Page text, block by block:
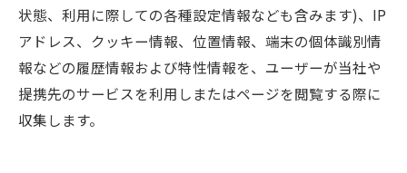
状態、利用に際しての各種設定情報なども含みます)、IP
アドレス、クッキー情報、位置情報、端末の個体識別情
報などの履歴情報および特性情報を、ユーザーが当社や
提携先のサービスを利用しまたはページを閲覧する際に
収集します。